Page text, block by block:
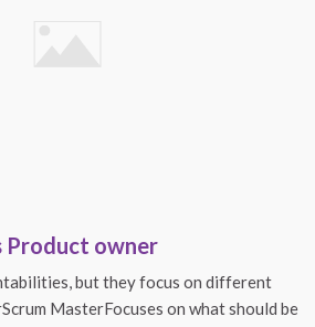
Product owner
but they focus on different
MasterFocuses on what should be